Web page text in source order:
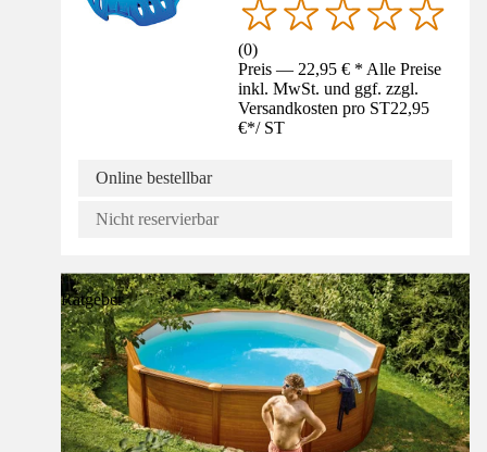
(0)
Preis — 22,95 € * Alle Preise
inkl. MwSt. und ggf. zzgl.
Versandkosten pro ST22,95
€*/ ST
Online bestellbar
Nicht reservierbar
Ratgeber